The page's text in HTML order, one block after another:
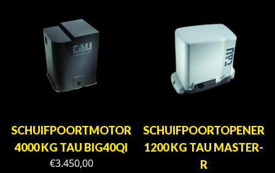
SCHUIFPOORTMOTOR
4000 KG TAU BIG40QI
€3.450,00
SCHUIFPOORTOPENER
1200 KG TAU MASTER-
R